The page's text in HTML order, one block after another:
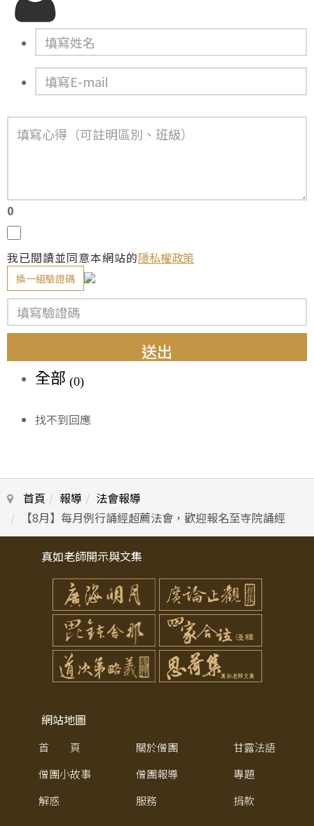
0
我已閱讀並同意本網站的隱私權政策
換一組驗證碼
送出
全部 (0)
找不到回應
首頁 報導
法會報導
【8月】每月例行誦經超薦法會，歡迎報名至寺院誦經
真如老師開示與文集
網站地圖
首 頁 關於僧團
甘露法語
僧團小故事
僧團報導
專題
解惑
服務 捐款